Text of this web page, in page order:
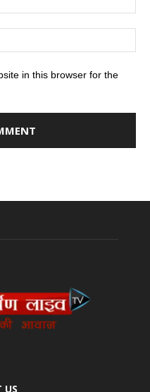
in this browser for the
US